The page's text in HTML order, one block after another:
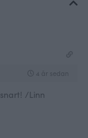
4 år sedan
/Linn